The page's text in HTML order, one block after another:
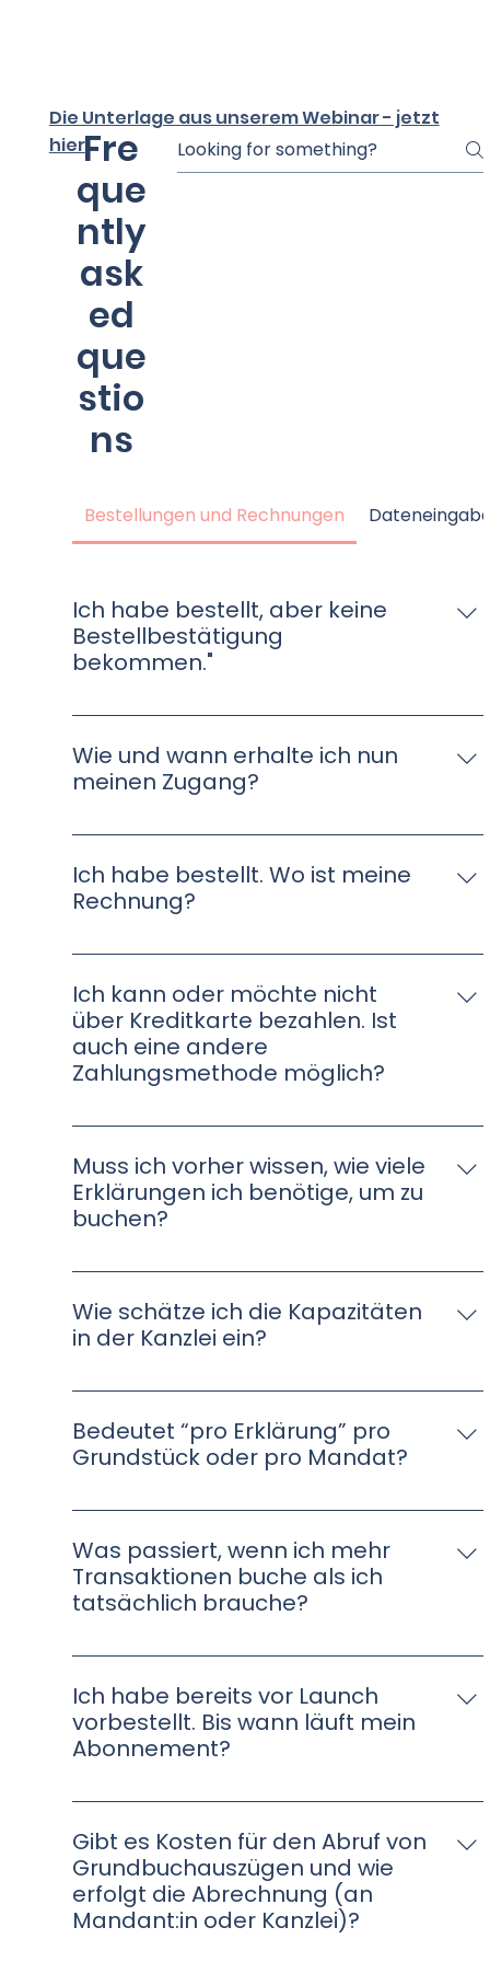
Fre
que
ntly
ask
ed
que
stio
ns
Bestellungen und Rechnungen
Ich habe bestellt, aber keine
Bestellbestätigung
bekommen."
Spätestens nach ca. 2h erhalten Sie nach einer
Wie und wann erhalte ich nun
meinen Zugang?
Vor Launch erhalten Sie Ihre Zugangsdaten per
Registrierungsanleitung.
Ich habe bestellt. Wo ist meine
Rechnung?
Die Rechnung sollten Sie als einen Download-
Ich kann oder möchte nicht
über Kreditkarte bezahlen. Ist
auch eine andere
Zahlungsmethode möglich?
Ja. Unter diesem Link können Sie eine
beauftragen.
Muss ich vorher wissen, wie viele
Erklärungen ich benötige, um zu
buchen?
Nein. Zwar ist es ratsam schon früh den
einzuschätzen, Sie können aber auch erst die
Lizenzen buchen und zu jeder späteren Zeit
Wie schätze ich die Kapazitäten
in der Kanzlei ein?
Hierzu empfehlen wir, eine Umfrage an Ihre
Infopaket finden Sie eine Anleitung zu einer
eleganten Lösung.
Bedeutet “pro Erklärung” pro
Grundstück oder pro Mandat?
Jede wirtschaftliche Einheit muss erklärt
wirtschaftliche Einheit”.
Was passiert, wenn ich mehr
Transaktionen buche als ich
tatsächlich brauche?
Kein Problem. Auf dieses Guthaben können Sie
Zeitverlauf. Vielmehr können Sie dieses für neue
Erklärungsanlässe nutzen wie z. B. eine
Änderung der Nutzungsart o.ä.
Ich habe bereits vor Launch
vorbestellt. Bis wann läuft mein
Abonnement?
Mit der Vorbestellung wurde das Abonnement
Rechnung erhalten. Die Laufzeit wird dennoch
bis Dezember 2022 gehen, was bedeutet, dass
Sie alle Leistungen vor dem Launch von uns
geschenkt bekommen. Sie erhalten als Erstes
Gibt es Kosten für den Abruf von
Grundbuchauszügen und wie
erfolgt die Abrechnung (an
Mandant:in oder Kanzlei)?
Die Unterlage aus unserem Webinar - jetzt
hier